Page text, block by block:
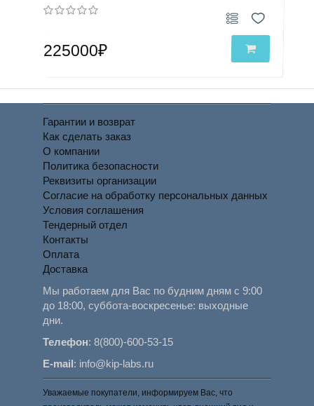
225000₽
Гарантии и возврат
Как сделать заказ
О компании
Политика безопасности
Реквизиты организации
Согласие на обработку персональных данных
Условия соглашения
Тендерный отдел
Контакты
Оплата
Доставка
Мы работаем для Вас по будним дням с 9:00
до 18:00, суббота-воскресенье: выходные
дни.
Телефон:8(800)-600-53-15
E-mail: info@kip-labs.ru
Уважаемые покупатели, информируем Вас, что